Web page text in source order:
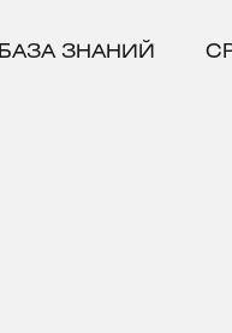
БАЗА ЗНАНИЙ